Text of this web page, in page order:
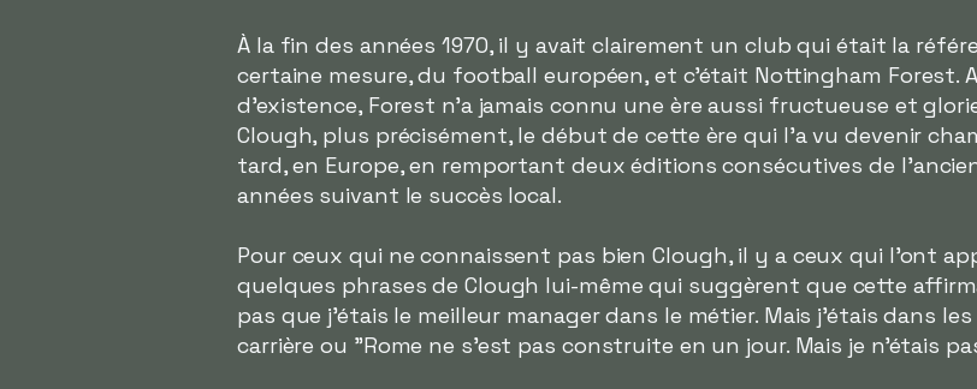
À la fin des années 1970, il y avait clairement un club qui était la
certaine mesure, du football européen, et c'était Nottingham Forest.
d'existence, Forest n'a jamais connu une ère aussi fructueuse et
Clough, plus précisément, le début de cette ère qui l'a vu devenir
tard, en Europe, en remportant deux éditions consécutives de
années suivant le succès local.
Pour ceux qui ne connaissent pas bien Clough, il y a ceux qui l'ont
quelques phrases de Clough lui-même qui suggèrent que cette
pas que j'étais le meilleur manager dans le métier. Mais j'étais dans
carrière ou "Rome ne s'est pas construite en un jour. Mais je n'étais